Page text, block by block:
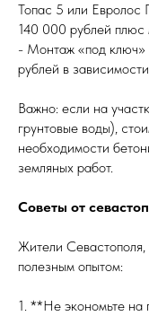
Топас 5 или
140 000 рублей плюс
- Монтаж «под
рублей в
Важно: если на
грунтовые воды),
необходимости
земляных работ.
Советы от
Жители Севастополя,
полезным опытом:
1. **Не экономьте на